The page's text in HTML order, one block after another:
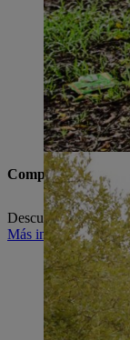
Compromiso social
Descubre cómo la
Más información